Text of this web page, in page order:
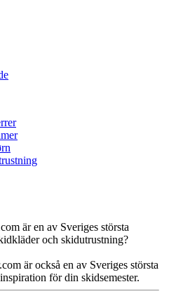
är en av Sveriges största
och skidutrustning?
är också en av Sveriges största
för din skidsemester.